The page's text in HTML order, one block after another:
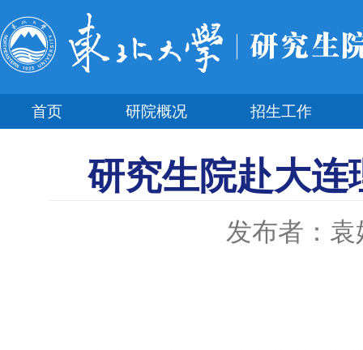
首页 研院概况 招生工作
研究生院赴大连
发布者：袁